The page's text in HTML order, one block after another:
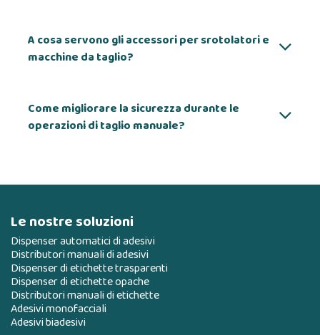
A cosa servono gli accessori per srotolatori e
macchine da taglio?
Come migliorare la sicurezza durante le
operazioni di taglio manuale?
Le nostre soluzioni
Dispenser automatici di adesivi
Distributori manuali di adesivi
Dispenser di etichette trasparenti
Dispenser di etichette opache
Distributori manuali di etichette
Adesivi monofacciali
Adesivi biadesivi